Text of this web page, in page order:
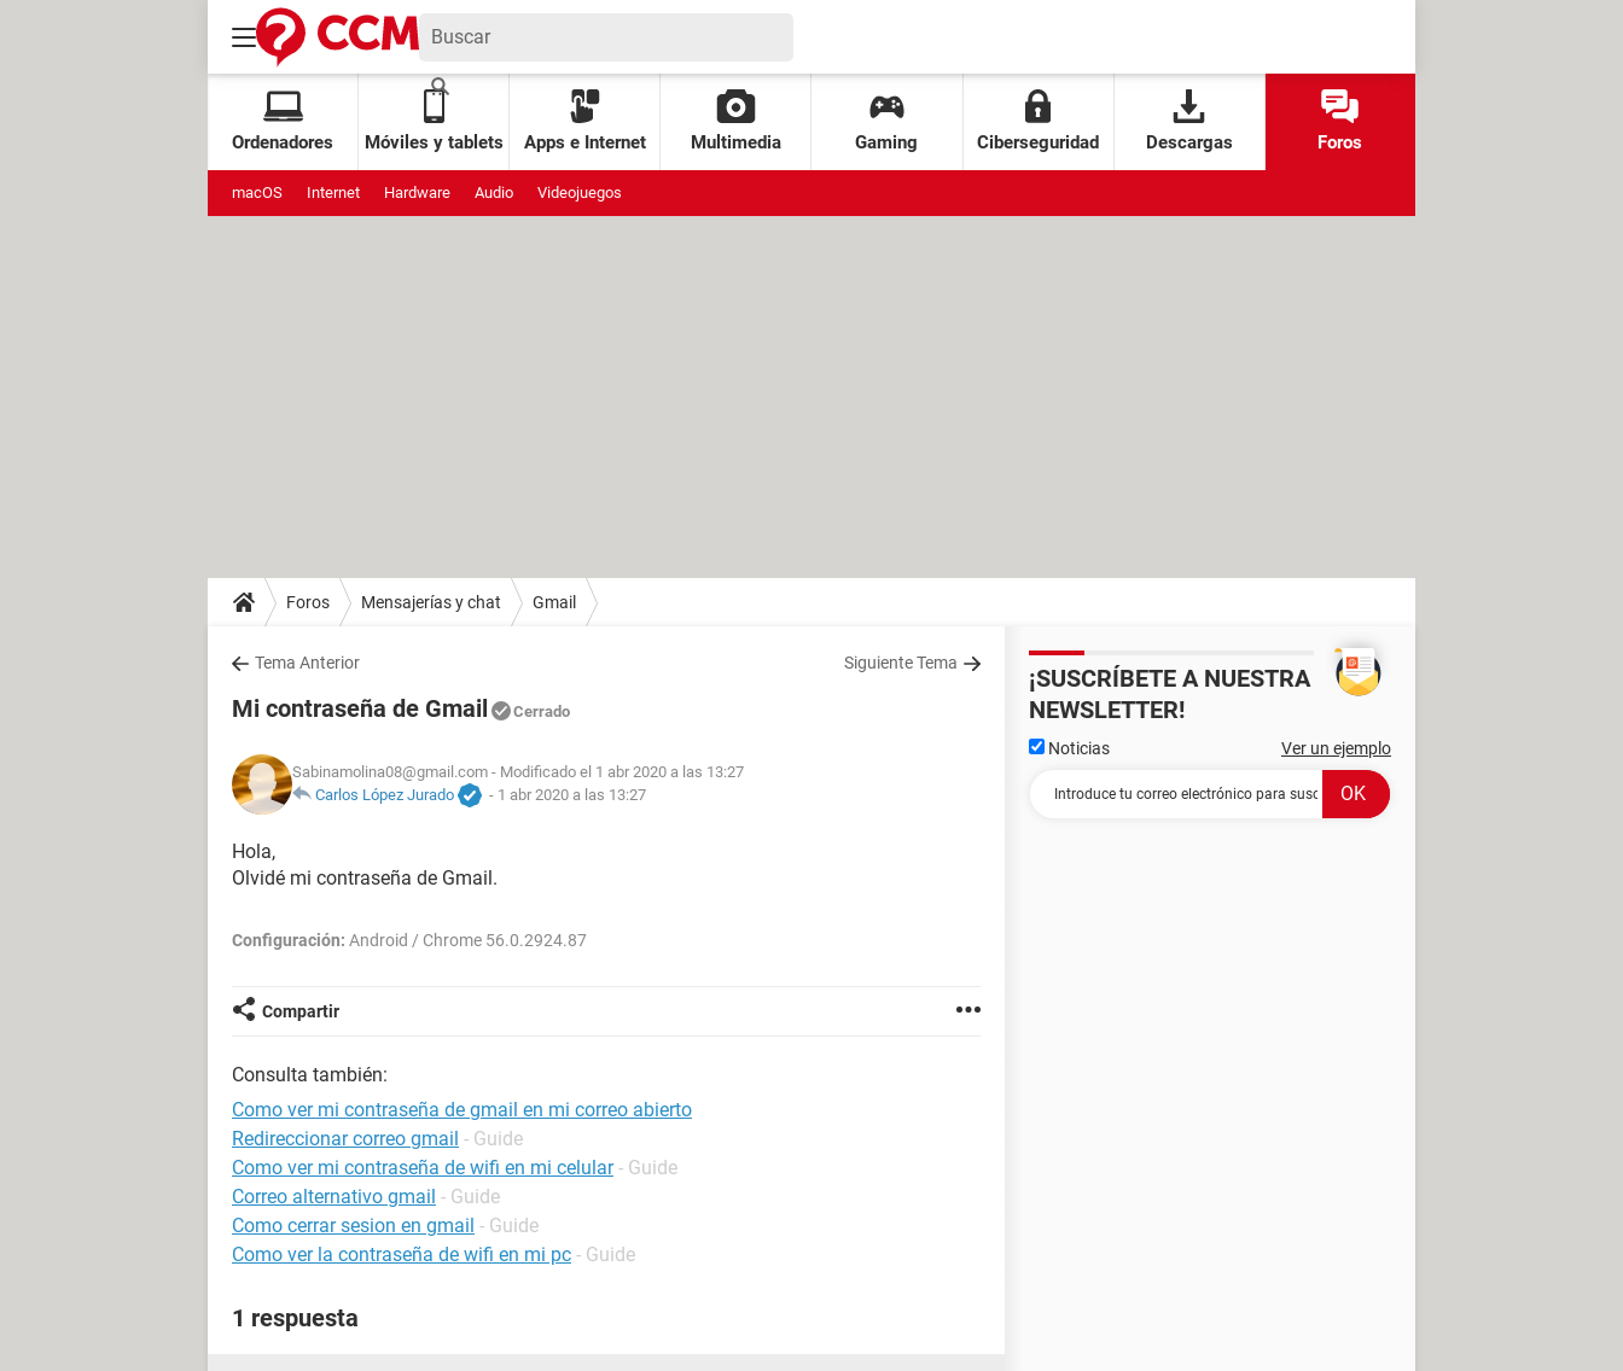
Ordenadores Móviles y tablets Apps e Internet Multimedia Gaming Ciberseguridad Descargas Foros
macOS Internet Hardware Audio Videojuegos
Foros Mensajerías y chat Gmail
Tema Anterior Siguiente Tema
Mi contraseña de Gmail Cerrado
Sabinamolina08@gmail.com - Modificado el 1 abr 2020 a las 13:27
Carlos López Jurado
- 1 abr 2020 a las 13:27
Hola,
Olvidé mi contraseña de Gmail.
Configuración: Android / Chrome 56.0.2924.87
Compartir
Consulta también:
Como ver mi contraseña de gmail en mi correo abierto
Redireccionar correo gmail - Guide
Como ver mi contraseña de wifi en mi celular - Guide
Correo alternativo gmail - Guide
Como cerrar sesion en gmail - Guide
Como ver la contraseña de wifi en mi pc - Guide
1 respuesta
¡SUSCRÍBETE A NUESTRA
NEWSLETTER!
Noticias Ver un ejemplo